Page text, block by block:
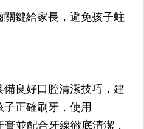
關鍵給家長，避免孩子蛀
良好口腔清潔技巧，建
正確刷牙，使用
膏並配合牙線徹底清潔，